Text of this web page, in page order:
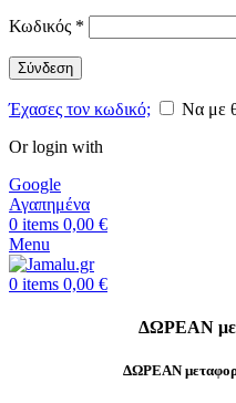
Κωδικός *
Σύνδεση
Έχασες τον κωδικό;
Να με
Or login with
Google
Αγαπημένα
0 items 0,00 €
Menu
0 items 0,00 €
ΔΩΡΕΑΝ
ΔΩΡΕΑΝ